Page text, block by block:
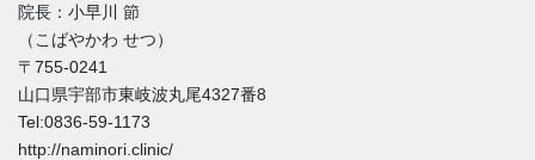
院長：小早川 節
（こばやかわ せつ）
〒755-0241
山口県宇部市東岐波丸尾4327番8
Tel:0836-59-1173
http://naminori.clinic/